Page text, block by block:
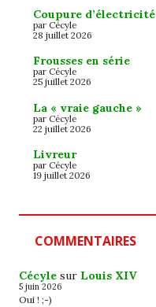
Coupure d’électricité
par Cécyle
28 juillet 2026
Frousses en série
par Cécyle
25 juillet 2026
La « vraie gauche »
par Cécyle
22 juillet 2026
Livreur
par Cécyle
19 juillet 2026
COMMENTAIRES
Cécyle sur Louis XIV
5 juin 2026
Oui ! ;-)